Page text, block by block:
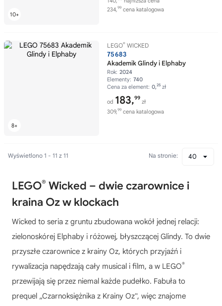
234,99 cena katalogowa
LEGO® WICKED
75683
Akademik Glindy i Elphaby
Rok: 2024
Elementy: 740
Cena za element: 0,25 zł
od 183,99
zł
309,99 cena katalogowa
Wyświetlono 1 - 11 z 11 40
Na stronie:
LEGO® Wicked – dwie czarownice i
kraina Oz w klockach
Wicked to seria z gruntu zbudowana wokół jednej relacji:
zielonoskórej Elphaby i różowej, błyszczącej Glindy. To dwie
przyszłe czarownice z krainy Oz, których przyjaźń i
rywalizacja napędzają cały musical i film, a w LEGO®
przewijają się przez niemal każde pudełko. Fabuła to
prequel „Czarnoksiężnika z Krainy Oz", więc znajome